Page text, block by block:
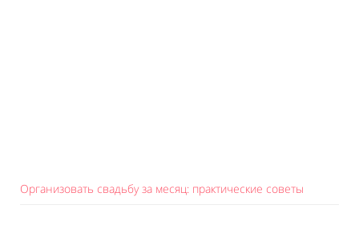
Организовать свадьбу за месяц: практические советы